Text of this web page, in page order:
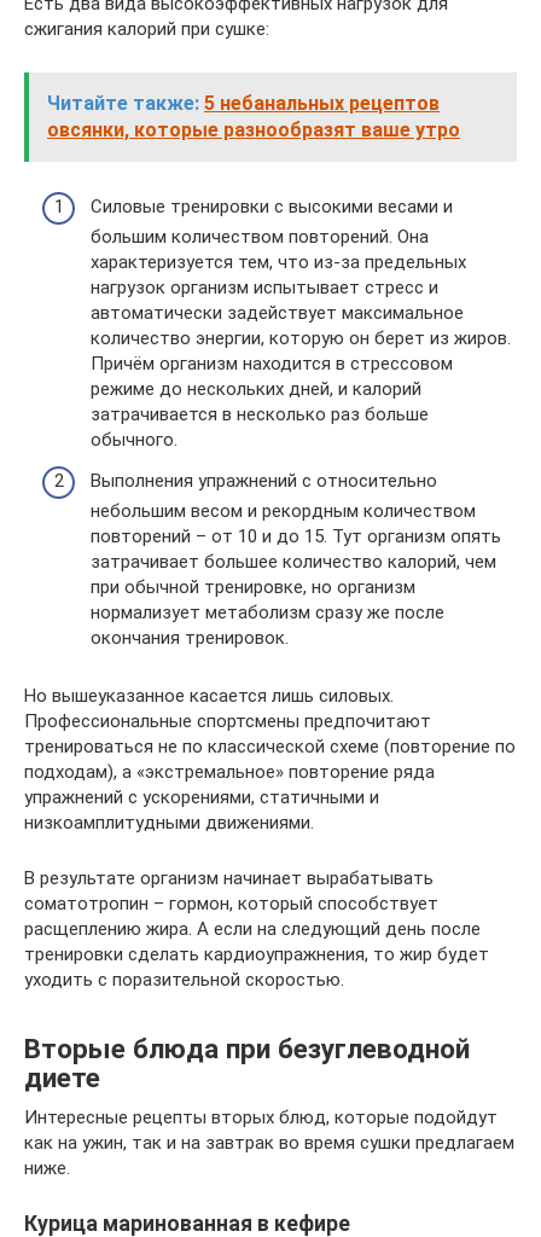
сжигания калорий при сушке:
Читайте также: 5 небанальных рецептов
овсянки, которые разнообразят ваше утро
Силовые тренировки с высокими весами и
большим количеством повторений. Она
характеризуется тем, что из-за предельных
нагрузок организм испытывает стресс и
автоматически задействует максимальное
количество энергии, которую он берет из жиров.
Причём организм находится в стрессовом
режиме до нескольких дней, и калорий
затрачивается в несколько раз больше
обычного.
Выполнения упражнений с относительно
небольшим весом и рекордным количеством
повторений – от 10 и до 15. Тут организм опять
затрачивает большее количество калорий, чем
при обычной тренировке, но организм
нормализует метаболизм сразу же после
окончания тренировок.
Но вышеуказанное касается лишь силовых.
Профессиональные спортсмены предпочитают
тренироваться не по классической схеме (повторение по
подходам), а «экстремальное» повторение ряда
упражнений с ускорениями, статичными и
низкоамплитудными движениями.
В результате организм начинает вырабатывать
соматотропин – гормон, который способствует
расщеплению жира. А если на следующий день после
тренировки сделать кардиоупражнения, то жир будет
уходить с поразительной скоростью.
Вторые блюда при безуглеводной
диете
Интересные рецепты вторых блюд, которые подойдут
как на ужин, так и на завтрак во время сушки предлагаем
ниже.
Курица маринованная в кефире